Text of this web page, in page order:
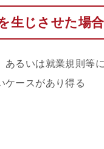
生じさせた場合
あるいは就業規則等
ケースがあり得る